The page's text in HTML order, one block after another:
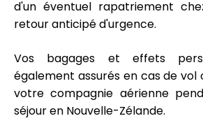
d'un éventuel rapatriement
retour anticipé d'urgence.
Vos bagages et effets
également assurés en cas de
votre compagnie aérienne
séjour en Nouvelle-Zélande.